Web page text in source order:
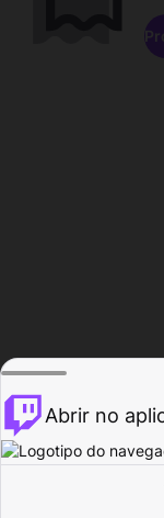
Abrir no